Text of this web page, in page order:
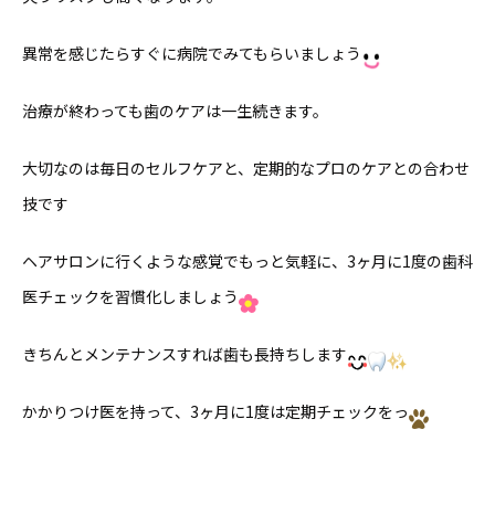
異常を感じたらすぐに病院でみてもらいましょう
治療が終わっても歯のケアは一生続きます。
大切なのは毎日のセルフケアと、定期的なプロのケアとの合わせ
技です
ヘアサロンに行くような感覚でもっと気軽に、3ヶ月に1度の歯科
医チェックを習慣化しましょう
きちんとメンテナンスすれば歯も長持ちします
かかりつけ医を持って、3ヶ月に1度は定期チェックをっ